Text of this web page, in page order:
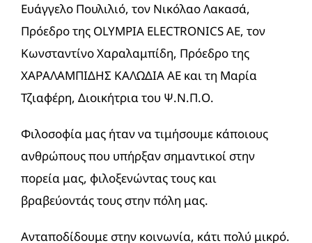
Ευάγγελο Πουλιλιό, τον Νικόλαο Λακασά,
Πρόεδρο της OLYMPIA ELECTRONICS AE, τον
Κωνσταντίνο Χαραλαμπίδη, Πρόεδρο της
ΧΑΡΑΛΑΜΠΙΔΗΣ ΚΑΛΩΔΙΑ ΑΕ και τη Μαρία
Τζιαφέρη, Διοικήτρια του Ψ.Ν.Π.Ο.
Φιλοσοφία μας ήταν να τιμήσουμε κάποιους
ανθρώπους που υπήρξαν σημαντικοί στην
πορεία μας, φιλοξενώντας τους και
βραβεύοντάς τους στην πόλη μας.
Ανταποδίδουμε στην κοινωνία, κάτι πολύ μικρό.